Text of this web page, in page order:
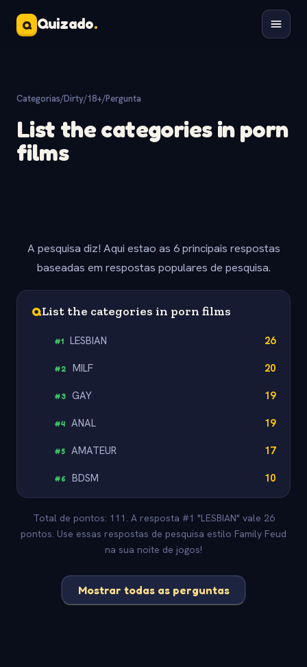
Q Quizado.
Categorias/Dirty/18+/Pergunta
List the categories in porn
films
A pesquisa diz! Aqui estao as 6 principais respostas
baseadas em respostas populares de pesquisa.
QList the categories in porn films
#1 LESBIAN 26
#2 MILF 20
#3 GAY 19
#4 ANAL 19
#5 AMATEUR 17
#6 BDSM 10
Total de pontos: 111. A resposta #1 "LESBIAN" vale 26
pontos. Use essas respostas de pesquisa estilo Family Feud
na sua noite de jogos!
Mostrar todas as perguntas